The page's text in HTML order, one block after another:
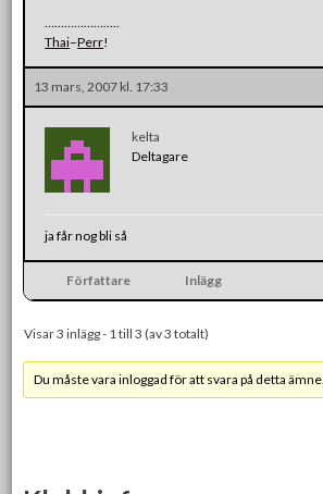
Thai–Perr!
13 mars, 2007 kl. 17:33
kelta
Deltagare
ja får nog bli så
Författare Inlägg
Visar 3 inlägg - 1 till 3 (av 3 totalt)
Du måste vara inloggad för att svara på detta ämne.